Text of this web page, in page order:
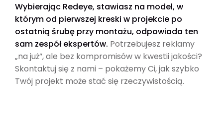
Wybierając Redeye, stawiasz na model, w
którym od pierwszej kreski w projekcie po
ostatnią śrubę przy montażu, odpowiada ten
sam zespół ekspertów. Potrzebujesz reklamy
„na już”, ale bez kompromisów w kwestii jakości?
Skontaktuj się z nami – pokażemy Ci, jak szybko
Twój projekt może stać się rzeczywistością.